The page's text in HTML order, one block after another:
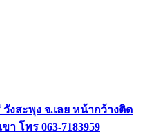
งสะพุง จ.เลย หน้ากว้างติด
โทร 063-7183959